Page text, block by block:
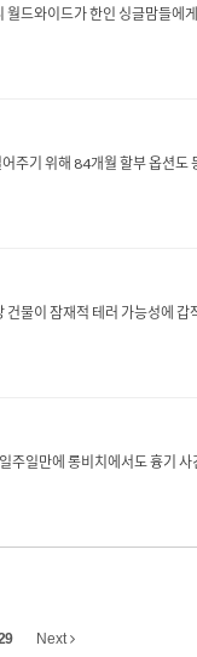
와이드가 한인 싱글맘들에
주기 위해 84개월 할부 옵션
물이 잠재적 테러 가능성에
주일만에 롱비치에서도 흉기
Next